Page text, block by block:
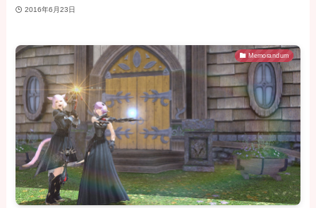
2016年6月23日
Memorandum